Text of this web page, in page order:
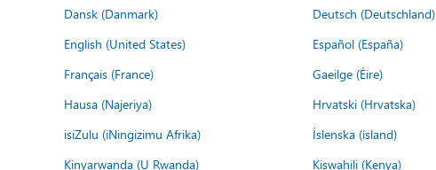
Dansk (Danmark)
Deutsch (Deutschland)
English (United States)
Español (España)
Français (France)
Gaeilge (Éire)
Hausa (Najeriya)
Hrvatski (Hrvatska)
isiZulu (iNingizimu Afrika)
Íslenska (ísland)
Kinyarwanda (U Rwanda)
Kiswahili (Kenya)